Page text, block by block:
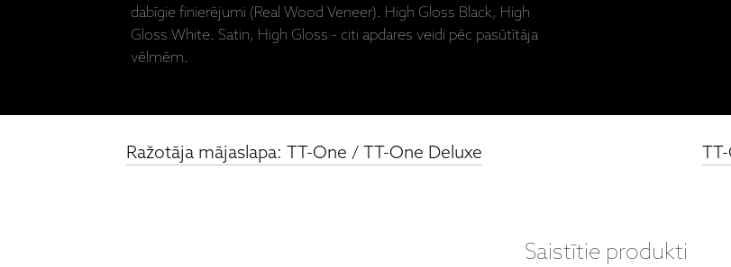
dabīgie finierējumi (Real Wood Veneer). High Gloss Black, High
Gloss White. Satin, High Gloss - citi apdares veidi pēc pasūtītāja
vēlmēm.
Ražotāja mājaslapa: TT-One / TT-One Deluxe
Saistītie produkti